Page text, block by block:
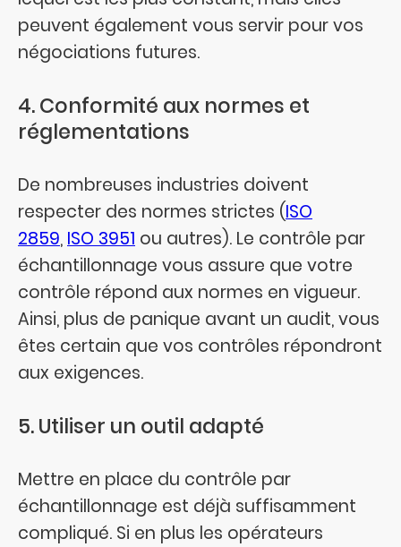
peuvent également vous servir pour vos
négociations futures.
4. Conformité aux normes et
réglementations
De nombreuses industries doivent
respecter des normes strictes (ISO
2859, ISO 3951 ou autres). Le contrôle par
échantillonnage vous assure que votre
contrôle répond aux normes en vigueur.
Ainsi, plus de panique avant un audit, vous
êtes certain que vos contrôles répondront
aux exigences.
5. Utiliser un outil adapté
Mettre en place du contrôle par
échantillonnage est déjà suffisamment
compliqué. Si en plus les opérateurs